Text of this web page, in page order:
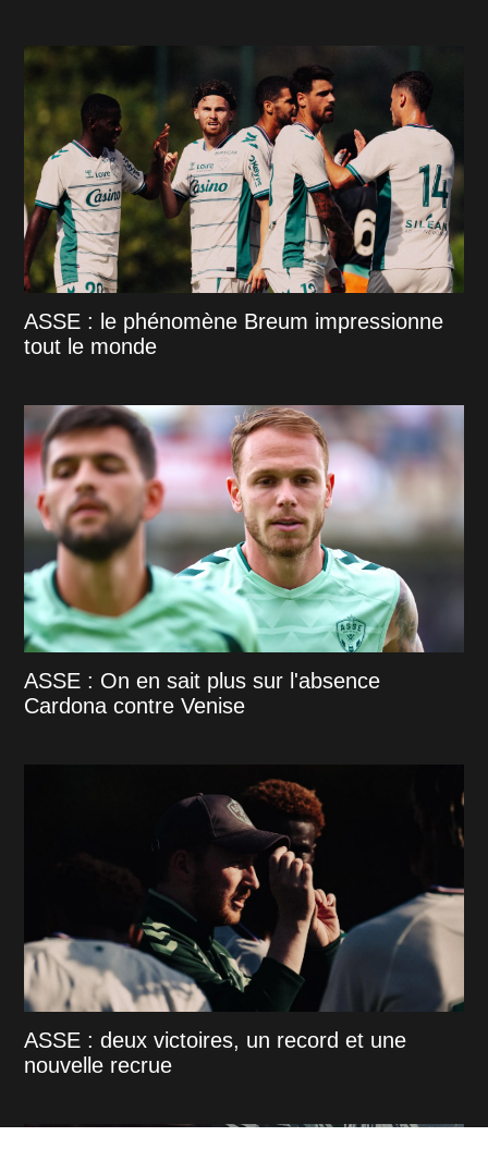
ASSE : le phénomène Breum impressionne
tout le monde
ASSE : On en sait plus sur l'absence
Cardona contre Venise
ASSE : deux victoires, un record et une
nouvelle recrue